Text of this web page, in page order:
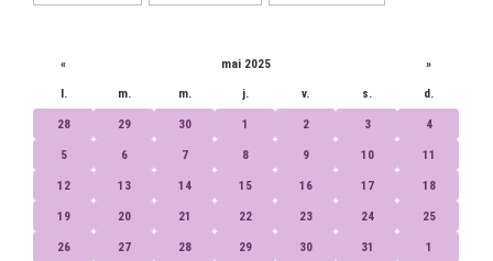
« mai 2025 »
l. m. m. j. v. s. d.
28 29 30 1 2 3 4
5 6 7 8 9 10 11
12 13 14 15 16 17 18
19 20 21 22 23 24 25
26 27 28 29 30 31 1